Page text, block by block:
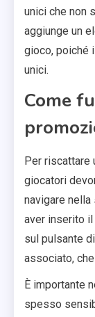
unici che non
aggiunge un
gioco, poiché
unici.
Come
Per riscattare
giocatori
navigare nella
aver inserito
sul pulsante
associato,
È importante
spesso